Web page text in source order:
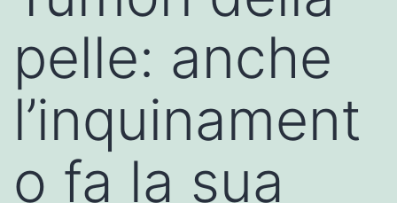
pelle: anche
l’inquinament
o fa la sua